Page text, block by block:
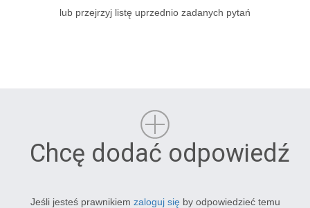
lub przejrzyj listę uprzednio zadanych pytań
Chcę dodać odpowiedź
Jeśli jesteś prawnikiem zaloguj się by odpowiedzieć temu